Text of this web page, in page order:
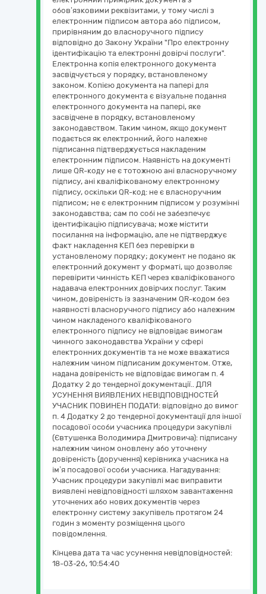
обов’язковими реквізитами, у тому числі з
електронним підписом автора або підписом,
прирівняним до власноручного підпису
відповідно до Закону України "Про електронну
ідентифікацію та електронні довірчі послуги".
Електронна копія електронного документа
засвідчується у порядку, встановленому
законом. Копією документа на папері для
електронного документа є візуальне подання
електронного документа на папері, яке
засвідчене в порядку, встановленому
законодавством. Таким чином, якщо документ
подається як електронний, його належне
підписання підтверджується накладеним
електронним підписом. Наявність на документі
лише QR-коду не є тотожною ані власноручному
підпису, ані кваліфікованому електронному
підпису, оскільки QR-код: не є власноручним
підписом; не є електронним підписом у розумінні
законодавства; сам по собі не забезпечує
ідентифікацію підписувача; може містити
посилання на інформацію, але не підтверджує
факт накладення КЕП без перевірки в
установленому порядку; документ не подано як
електронний документ у форматі, що дозволяє
перевірити чинність КЕП через кваліфікованого
надавача електронних довірчих послуг. Таким
чином, довіреність із зазначеним QR-кодом без
наявності власноручного підпису або належним
чином накладеного кваліфікованого
електронного підпису не відповідає вимогам
чинного законодавства України у сфері
електронних документів та не може вважатися
належним чином підписаним документом. Отже,
надана довіреність не відповідає вимогам п. 4
Додатку 2 до тендерної документації.. ДЛЯ
УСУНЕННЯ ВИЯВЛЕНИХ НЕВІДПОВІДНОСТЕЙ
УЧАСНИК ПОВИНЕН ПОДАТИ: відповідно до вимог
п. 4 Додатку 2 до тендерної документації для іншої
посадової особи учасника процедури закупівлі
(Євтушенка Володимира Дмитровича): підписану
належним чином оновлену або уточнену
довіреність (доручення) керівника учасника на
ім’я посадової особи учасника. Нагадування:
Учасник процедури закупівлі має виправити
виявлені невідповідності шляхом завантаження
уточнених або нових документів через
електронну систему закупівель протягом 24
годин з моменту розміщення цього
повідомлення.
Кінцева дата та час усунення невідповідностей:
18-03-26, 10:54:40